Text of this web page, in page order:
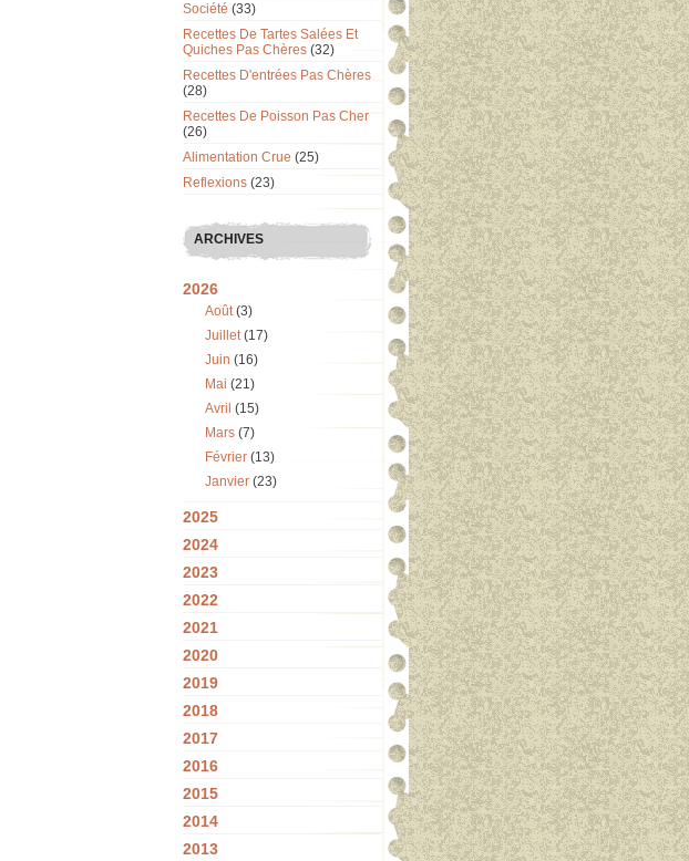
Société (33)
Recettes De Tartes Salées Et
Quiches Pas Chères (32)
Recettes D'entrées Pas Chères
(28)
Recettes De Poisson Pas Cher
(26)
Alimentation Crue (25)
Reflexions (23)
ARCHIVES
2026
Août(3)
Juillet(17)
Juin (16)
Mai (21)
Avril (15)
Mars (7)
Février (13)
Janvier (23)
2025
2024
2023
2022
2021
2020
2019
2018
2017
2016
2015
2014
2013